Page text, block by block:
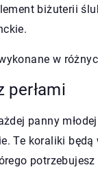
biżuterii
w
perłami
panny
Te koraliki